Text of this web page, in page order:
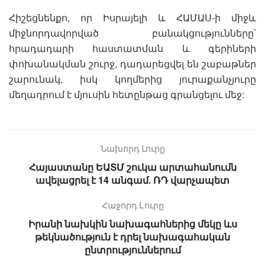
Հիշեցնենքո, որ Իսրայելի և ՀԱՄԱՍ-ի միջև
միջնորդավորված բանակցությունները՝
հրադադարի հաստատման և գերիների
փոխանակման շուրջ, դադարեցվել են շաբաթներ
շարունակ, իսկ կողմերից յուրաքանչյուրը
մեղադրում է մյուսին հետընթաց գրանցելու մեջ:
Նախորդ Լուրը
Հայաստանը ԵԱՏՄ շուկա արտահանումն
ավելացրել է 14 անգամ․ ՌԴ վարչապետ
Հաջորդ Lուրը
Իրանի նախկին նախագահներից մեկը ևս
թեկնածություն է դրել նախագահական
ընտրություններում